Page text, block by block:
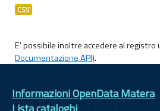
CSV
E' possibile inoltre accedere al registro
Documentazione API).
Informazioni OpenData Matera